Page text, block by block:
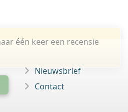
één keer een recensie
Nieuwsbrief
Contact